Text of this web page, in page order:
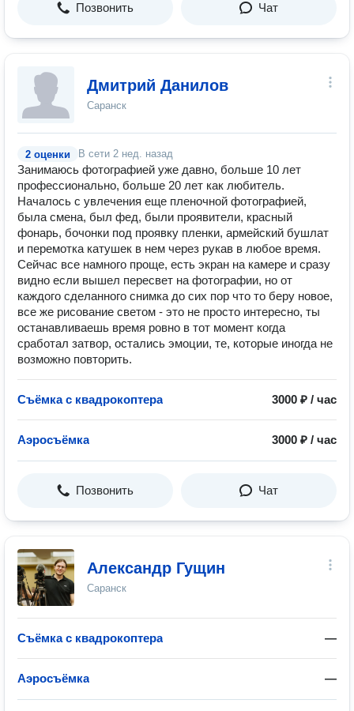
Позвонить Чат
Дмитрий Данилов
Саранск
2 оценки В сети 2 нед. назад
Занимаюсь фотографией уже давно, больше 10 лет
профессионально, больше 20 лет как любитель.
Началось с увлечения еще пленочной фотографией,
была смена, был фед, были проявители, красный
фонарь, бочонки под проявку пленки, армейский бушлат
и перемотка катушек в нем через рукав в любое время.
Сейчас все намного проще, есть экран на камере и сразу
видно если вышел пересвет на фотографии, но от
каждого сделанного снимка до сих пор что то беру новое,
все же рисование светом - это не просто интересно, ты
останавливаешь время ровно в тот момент когда
сработал затвор, остались эмоции, те, которые иногда не
возможно повторить.
Съёмка с квадрокоптера 3000 ₽ / час
Аэросъёмка 3000 ₽ / час
Позвонить Чат
Александр Гущин
Саранск
Съёмка с квадрокоптера —
Аэросъёмка —